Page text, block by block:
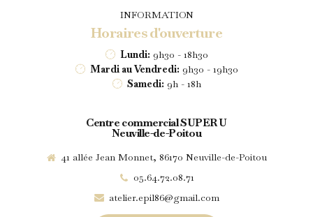
INFORMATION
Horaires d'ouverture
Lundi: 9h30 - 18h30
Mardi au Vendredi: 9h30 - 19h30
Samedi: 9h - 18h
Centre commercial SUPER U
Neuville-de-Poitou
41 allée Jean Monnet, 86170 Neuville-de-Poitou
05.64.72.08.71
atelier.epil86@gmail.com